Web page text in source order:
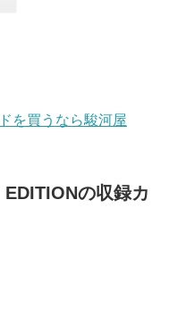
を買うなら駿河屋
の収録カ